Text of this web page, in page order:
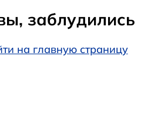
заблудились
на главную страницу